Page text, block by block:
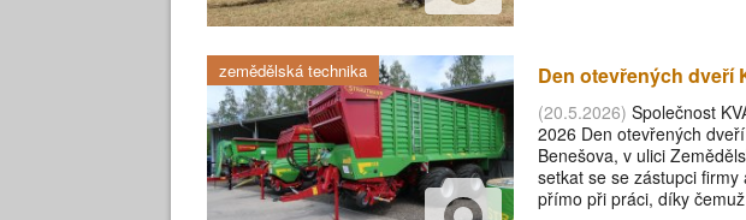
zemědělská technika Den otevřených dveří
(20.5.2026) Společnost
2026 Den otevřených
Benešova, v ulici
setkat se se zástupci
přímo při práci, díky